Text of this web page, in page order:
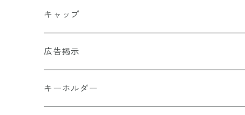
キャップ
広告掲示
キーホルダー